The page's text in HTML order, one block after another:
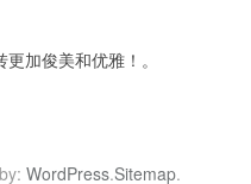
加俊美和优雅！。
WordPress.Sitemap.